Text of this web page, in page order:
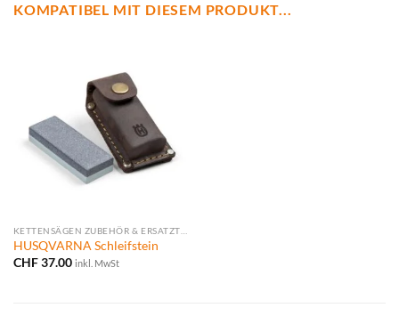
KOMPATIBEL MIT DIESEM PRODUKT...
HUSQVARNA Schleifstein
CHF37.00 inkl. MwSt